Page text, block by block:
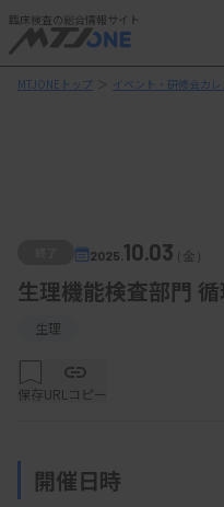
臨床検査の総合情報サイト
MTJONEトップ ＞ イベント・研修会カ
2025. 10.03（金）
生理機能検査部門
生理
保存URLコピー
開催日時